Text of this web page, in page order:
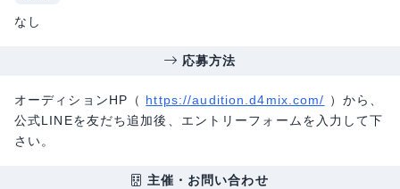
なし
応募方法
オーディションHP（ https://audition.d4mix.com/ ）から、
公式LINEを友だち追加後、エントリーフォームを入力して下
さい。
主催・お問い合わせ